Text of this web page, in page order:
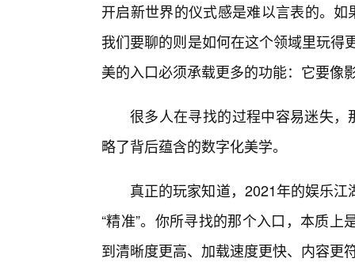
开启新世界的仪式感是难以言表的。
我们要聊的则是如何在这个领域里玩得
美的入口必须承载更多的功能：它要像
很多人在寻找的过程中容易迷失，
略了背后蕴含的数字化美学。
真正的玩家知道，2021年的娱乐
“精准”。你所寻找的那个入口，本质
到清晰度更高、加载速度更快、内容更